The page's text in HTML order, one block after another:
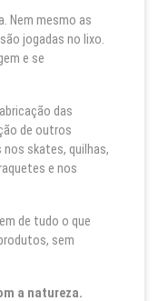
Nem mesmo as
jogadas no lixo.
e se
das
de outros
skates, quilhas,
e nos
de tudo o que
sem
a natureza.